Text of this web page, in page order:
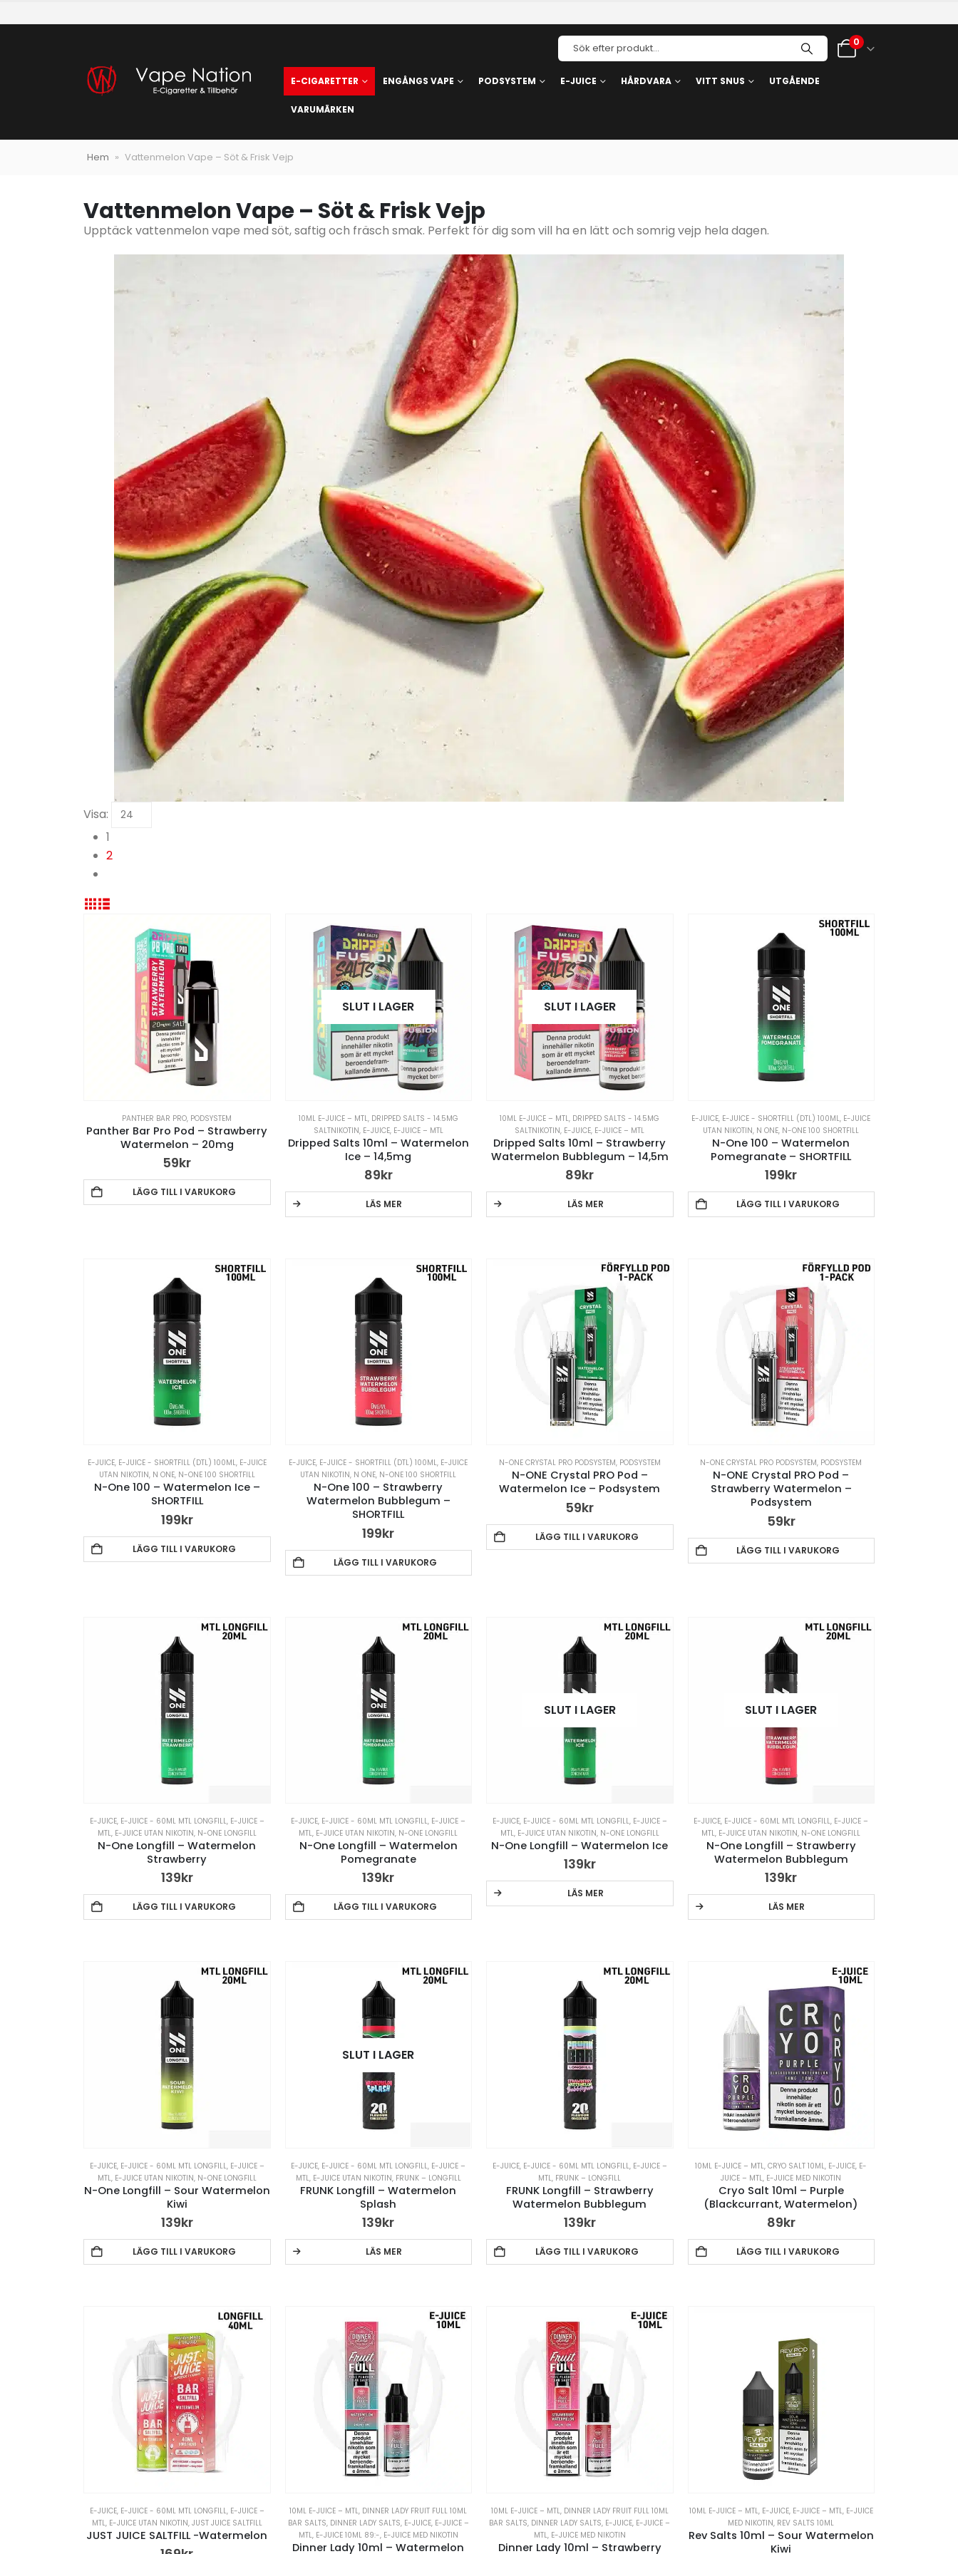
0
E-CIGARETTER ENGÅNGS VAPE PODSYSTEM E-JUICE HÅRDVARA VITT SNUS UTGÅENDE
VARUMÄRKEN
Hem » Vattenmelon Vape – Söt & Frisk Vejp
Vattenmelon Vape – Söt & Frisk Vejp
Upptäck vattenmelon vape med söt, saftig och fräsch smak. Perfekt för dig som vill ha en lätt och somrig vejp hela dagen.
Visa:
1
2
PANTHER BAR PRO, PODSYSTEM
Panther Bar Pro Pod – Strawberry
Watermelon – 20mg
59kr
LÄGG TILL I VARUKORG
SLUT I LAGER
10ML E-JUICE – MTL, DRIPPED SALTS - 14.5MG
SALTNIKOTIN, E-JUICE, E-JUICE – MTL
Dripped Salts 10ml – Watermelon
Ice – 14,5mg
89kr
LÄS MER
SLUT I LAGER
10ML E-JUICE – MTL, DRIPPED SALTS - 14.5MG
SALTNIKOTIN, E-JUICE, E-JUICE – MTL
Dripped Salts 10ml – Strawberry
Watermelon Bubblegum – 14,5m
89kr
LÄS MER
E-JUICE, E-JUICE - SHORTFILL (DTL) 100ML, E-JUICE
UTAN NIKOTIN, N ONE, N-ONE 100 SHORTFILL
N-One 100 – Watermelon
Pomegranate – SHORTFILL
199kr
LÄGG TILL I VARUKORG
E-JUICE, E-JUICE - SHORTFILL (DTL) 100ML, E-JUICE
UTAN NIKOTIN, N ONE, N-ONE 100 SHORTFILL
N-One 100 – Watermelon Ice –
SHORTFILL
199kr
LÄGG TILL I VARUKORG
E-JUICE, E-JUICE - SHORTFILL (DTL) 100ML, E-JUICE
UTAN NIKOTIN, N ONE, N-ONE 100 SHORTFILL
N-One 100 – Strawberry
Watermelon Bubblegum –
SHORTFILL
199kr
LÄGG TILL I VARUKORG
N-ONE CRYSTAL PRO PODSYSTEM, PODSYSTEM
N-ONE Crystal PRO Pod –
Watermelon Ice – Podsystem
59kr
LÄGG TILL I VARUKORG
N-ONE CRYSTAL PRO PODSYSTEM, PODSYSTEM
N-ONE Crystal PRO Pod –
Strawberry Watermelon –
Podsystem
59kr
LÄGG TILL I VARUKORG
E-JUICE, E-JUICE - 60ML MTL LONGFILL, E-JUICE –
MTL, E-JUICE UTAN NIKOTIN, N-ONE LONGFILL
N-One Longfill – Watermelon
Strawberry
139kr
LÄGG TILL I VARUKORG
E-JUICE, E-JUICE - 60ML MTL LONGFILL, E-JUICE –
MTL, E-JUICE UTAN NIKOTIN, N-ONE LONGFILL
N-One Longfill – Watermelon
Pomegranate
139kr
LÄGG TILL I VARUKORG
SLUT I LAGER
E-JUICE, E-JUICE - 60ML MTL LONGFILL, E-JUICE –
MTL, E-JUICE UTAN NIKOTIN, N-ONE LONGFILL
N-One Longfill – Watermelon Ice
139kr
LÄS MER
SLUT I LAGER
E-JUICE, E-JUICE - 60ML MTL LONGFILL, E-JUICE –
MTL, E-JUICE UTAN NIKOTIN, N-ONE LONGFILL
N-One Longfill – Strawberry
Watermelon Bubblegum
139kr
LÄS MER
E-JUICE, E-JUICE - 60ML MTL LONGFILL, E-JUICE –
MTL, E-JUICE UTAN NIKOTIN, N-ONE LONGFILL
N-One Longfill – Sour Watermelon
Kiwi
139kr
LÄGG TILL I VARUKORG
SLUT I LAGER
E-JUICE, E-JUICE - 60ML MTL LONGFILL, E-JUICE –
MTL, E-JUICE UTAN NIKOTIN, FRUNK – LONGFILL
FRUNK Longfill – Watermelon
Splash
139kr
LÄS MER
E-JUICE, E-JUICE - 60ML MTL LONGFILL, E-JUICE –
MTL, FRUNK – LONGFILL
FRUNK Longfill – Strawberry
Watermelon Bubblegum
139kr
LÄGG TILL I VARUKORG
10ML E-JUICE – MTL,CRYO SALT 10ML, E-JUICE, E-
JUICE – MTL, E-JUICE MED NIKOTIN
Cryo Salt 10ml – Purple
(Blackcurrant, Watermelon)
89kr
LÄGG TILL I VARUKORG
E-JUICE, E-JUICE - 60ML MTL LONGFILL, E-JUICE –
MTL, E-JUICE UTAN NIKOTIN, JUST JUICE SALTFILL
JUST JUICE SALTFILL -Watermelon
10ML E-JUICE – MTL, DINNER LADY FRUIT FULL 10ML
BAR SALTS, DINNER LADY SALTS, E-JUICE, E-JUICE –
MTL, E-JUICE 10ML 89:-, E-JUICE MED NIKOTIN
Dinner Lady 10ml – Watermelon
10ML E-JUICE – MTL, DINNER LADY FRUIT FULL 10ML
BAR SALTS, DINNER LADY SALTS, E-JUICE, E-JUICE –
MTL, E-JUICE MED NIKOTIN
Dinner Lady 10ml – Strawberry
10ML E-JUICE – MTL, E-JUICE, E-JUICE – MTL, E-JUICE
MED NIKOTIN, REV SALTS 10ML
Rev Salts 10ml – Sour Watermelon
Kiwi